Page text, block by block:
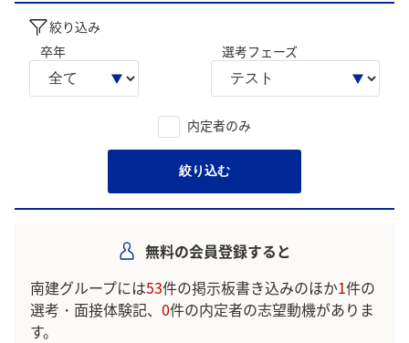
絞り込み
卒年
選考フェーズ
内定者のみ
絞り込む
無料の会員登録すると
南建グループには53件の掲示板書き込みのほか1件の
選考・面接体験記、 0件の内定者の志望動機がありま
す。